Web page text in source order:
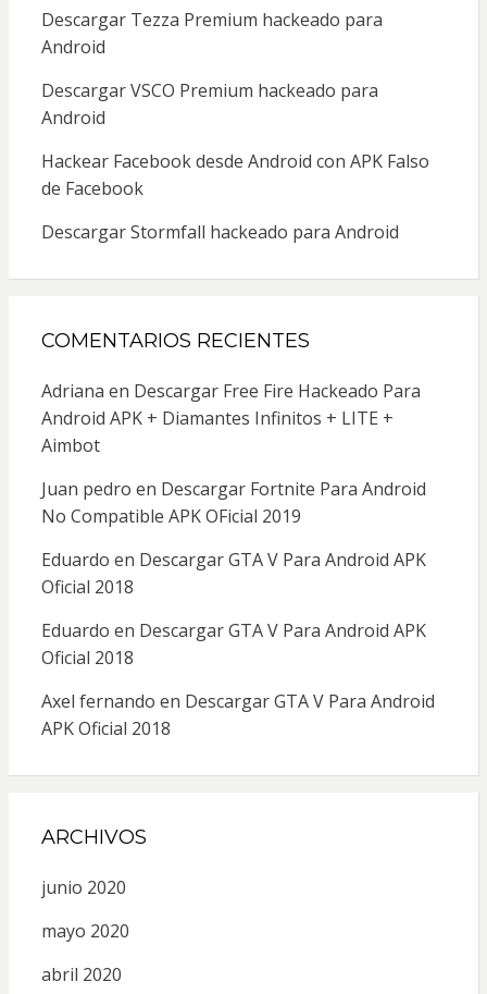
Descargar Tezza Premium hackeado para
Android
Descargar VSCO Premium hackeado para
Android
Hackear Facebook desde Android con APK Falso
de Facebook
Descargar Stormfall hackeado para Android
COMENTARIOS RECIENTES
Adriana en Descargar Free Fire Hackeado Para
Android APK + Diamantes Infinitos + LITE +
Aimbot
Juan pedro en Descargar Fortnite Para Android
No Compatible APK OFicial 2019
Eduardo en Descargar GTA V Para Android APK
Oficial 2018
Eduardo en Descargar GTA V Para Android APK
Oficial 2018
Axel fernando en Descargar GTA V Para Android
APK Oficial 2018
ARCHIVOS
junio 2020
mayo 2020
abril 2020